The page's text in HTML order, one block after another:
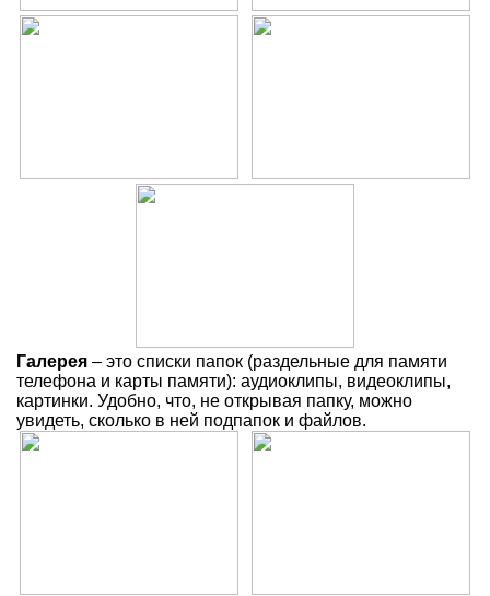
Галерея – это списки папок (раздельные для памяти
телефона и карты памяти): аудиоклипы, видеоклипы,
картинки. Удобно, что, не открывая папку, можно
увидеть, сколько в ней подпапок и файлов.